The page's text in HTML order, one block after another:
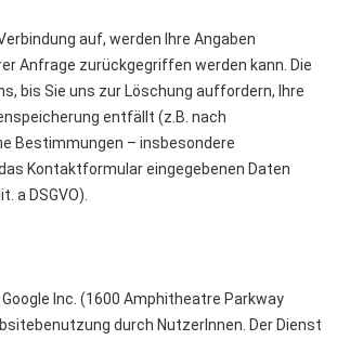
auf, werden Ihre Angaben
Anfrage zurückgegriffen werden kann. Die
bis Sie uns zur Löschung auffordern, Ihre
entfällt (z.B. nach
Bestimmungen – insbesondere
Kontaktformular eingegebenen Daten
a DSGVO).
Inc. (1600 Amphitheatre Parkway
durch NutzerInnen. Der Dienst